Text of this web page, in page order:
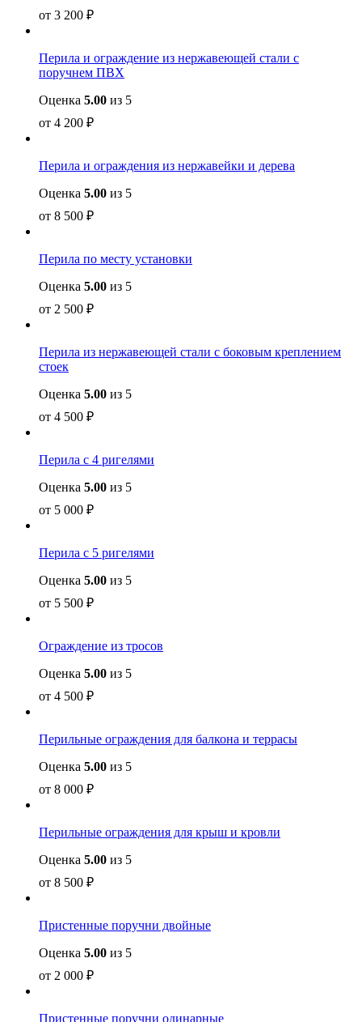
от 3 200 ₽
Перила и ограждение из нержавеющей стали с
поручнем ПВХ
Оценка 5.00 из 5
от 4 200 ₽
Перила и ограждения из нержавейки и дерева
Оценка 5.00 из 5
от 8 500 ₽
Перила по месту установки
Оценка 5.00 из 5
от 2 500 ₽
Перила из нержавеющей стали с боковым креплением
стоек
Оценка 5.00 из 5
от 4 500 ₽
Перила с 4 ригелями
Оценка 5.00 из 5
от 5 000 ₽
Перила с 5 ригелями
Оценка 5.00 из 5
от 5 500 ₽
Ограждение из тросов
Оценка 5.00 из 5
от 4 500 ₽
Перильные ограждения для балкона и террасы
Оценка 5.00 из 5
от 8 000 ₽
Перильные ограждения для крыш и кровли
Оценка 5.00 из 5
от 8 500 ₽
Пристенные поручни двойные
Оценка 5.00 из 5
от 2 000 ₽
Пристенные поручни одинарные